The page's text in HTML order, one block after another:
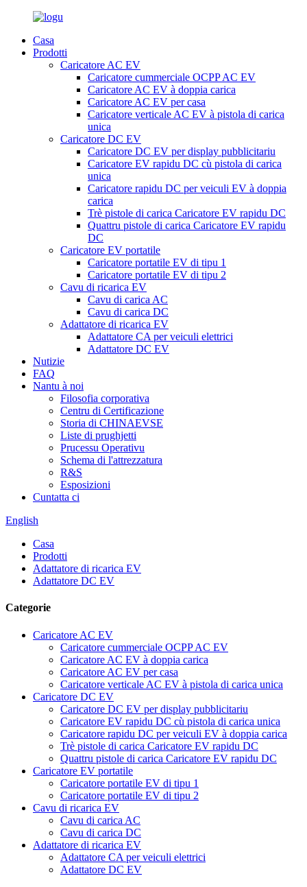
Casa
Prodotti
Caricatore AC EV
Caricatore cummerciale OCPP AC EV
Caricatore AC EV à doppia carica
Caricatore AC EV per casa
Caricatore verticale AC EV à pistola di carica
unica
Caricatore DC EV
Caricatore DC EV per display pubblicitariu
Caricatore EV rapidu DC cù pistola di carica
unica
Caricatore rapidu DC per veiculi EV à doppia
carica
Trè pistole di carica Caricatore EV rapidu DC
Quattru pistole di carica Caricatore EV rapidu
DC
Caricatore EV portatile
Caricatore portatile EV di tipu 1
Caricatore portatile EV di tipu 2
Cavu di ricarica EV
Cavu di carica AC
Cavu di carica DC
Adattatore di ricarica EV
Adattatore CA per veiculi elettrici
Adattatore DC EV
Nutizie
FAQ
Nantu à noi
Filosofia corporativa
Centru di Certificazione
Storia di CHINAEVSE
Liste di prughjetti
Prucessu Operativu
Schema di l'attrezzatura
R&S
Esposizioni
Cuntatta ci
English
Casa
Prodotti
Adattatore di ricarica EV
Adattatore DC EV
Categorie
Caricatore AC EV
Caricatore cummerciale OCPP AC EV
Caricatore AC EV à doppia carica
Caricatore AC EV per casa
Caricatore verticale AC EV à pistola di carica unica
Caricatore DC EV
Caricatore DC EV per display pubblicitariu
Caricatore EV rapidu DC cù pistola di carica unica
Caricatore rapidu DC per veiculi EV à doppia carica
Trè pistole di carica Caricatore EV rapidu DC
Quattru pistole di carica Caricatore EV rapidu DC
Caricatore EV portatile
Caricatore portatile EV di tipu 1
Caricatore portatile EV di tipu 2
Cavu di ricarica EV
Cavu di carica AC
Cavu di carica DC
Adattatore di ricarica EV
Adattatore CA per veiculi elettrici
Adattatore DC EV